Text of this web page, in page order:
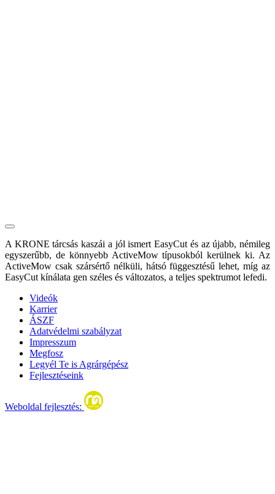
A KRONE tárcsás kaszái a jól ismert EasyCut és az újabb, némileg
egyszerűbb, de könnyebb ActiveMow típusokból kerülnek ki. Az
ActiveMow csak szársértő nélküli, hátsó függesztésű lehet, míg az
EasyCut kínálata gen széles és változatos, a teljes spektrumot lefedi.
Videók
Karrier
ÁSZF
Adatvédelmi szabályzat
Impresszum
Megfosz
Legyél Te is Agrárgépész
Fejlesztéseink
Weboldal fejlesztés: